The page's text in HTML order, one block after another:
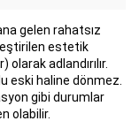
gelen rahatsız
estetik
adlandırılır.
eski haline dönmez.
gibi durumlar
olabilir.